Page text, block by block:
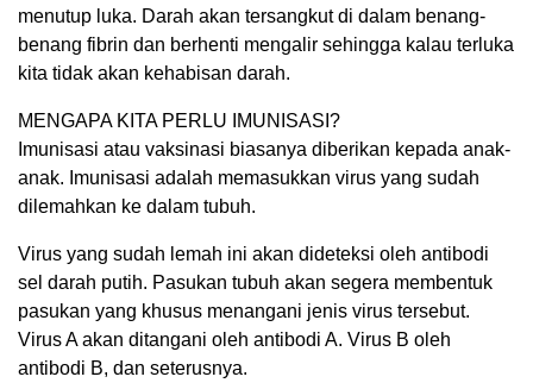
menutup luka. Darah akan tersangkut di dalam benang-
benang fibrin dan berhenti mengalir sehingga kalau terluka
kita tidak akan kehabisan darah.
MENGAPA KITA PERLU IMUNISASI?
Imunisasi atau vaksinasi biasanya diberikan kepada anak-
anak. Imunisasi adalah memasukkan virus yang sudah
dilemahkan ke dalam tubuh.
Virus yang sudah lemah ini akan dideteksi oleh antibodi
sel darah putih. Pasukan tubuh akan segera membentuk
pasukan yang khusus menangani jenis virus tersebut.
Virus A akan ditangani oleh antibodi A. Virus B oleh
antibodi B, dan seterusnya.